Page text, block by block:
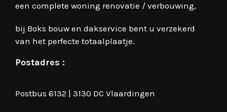
een complete woning renovatie / verbouwing,
bij Boks bouw en dakservice bent u verzekerd
van het perfecte totaalplaatje.
Postadres :
Postbus 6132 | 3130 DC Vlaardingen